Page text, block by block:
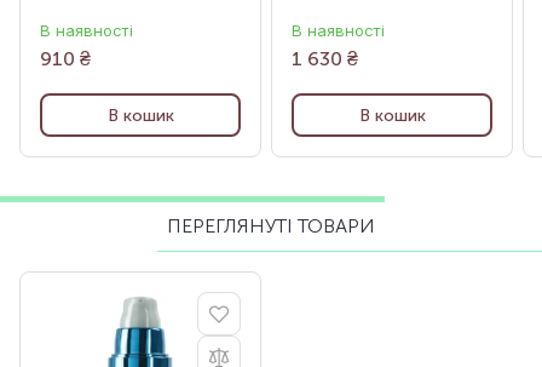
В наявності
910 ₴
В кошик
В наявності
1 630 ₴
В кошик
ПЕРЕГЛЯНУТІ ТОВАРИ